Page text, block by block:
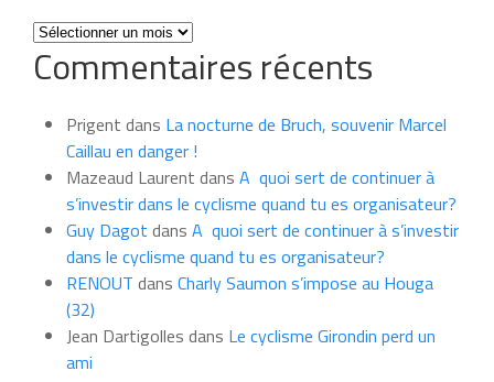
Toutes
les
news
mois
Commentaires récents
Prigent dans La nocturne de Bruch, souvenir Marcel
Caillau en danger !
Mazeaud Laurent dans A quoi sert de continuer à
s’investir dans le cyclisme quand tu es organisateur?
Guy Dagot dans A quoi sert de continuer à s’investir
dans le cyclisme quand tu es organisateur?
RENOUT dans Charly Saumon s’impose au Houga
(32)
Jean Dartigolles dans Le cyclisme Girondin perd un
ami